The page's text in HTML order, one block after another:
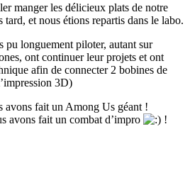
manger les délicieux plats de notre
et nous étions repartis dans le labo.
pu longuement piloter, autant sur
ont continuer leur projets et ont
afin de connecter 2 bobines de
3D)
avons fait un Among Us géant !
avons fait un combat d’impro
!